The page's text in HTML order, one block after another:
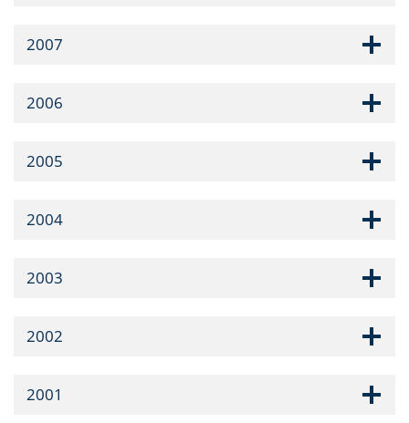
2007
2006
2005
2004
2003
2002
2001